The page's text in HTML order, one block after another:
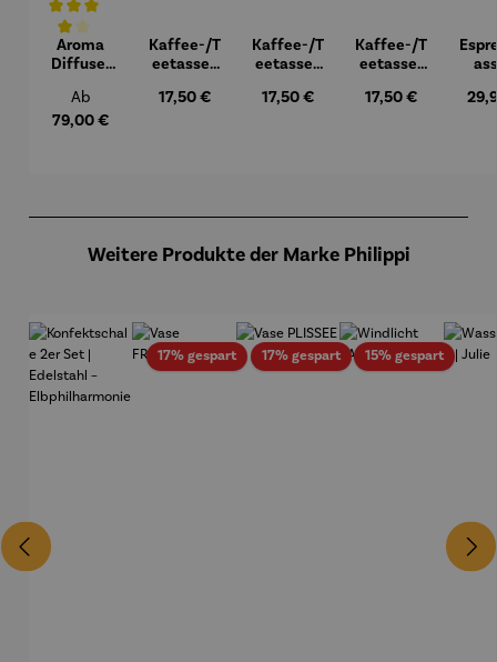
Durchschnittliche Bewertung von 4 von 5 Sternen
Aroma
Diffuser
Laterne –
Sophie
Regulärer Preis:
Ab
79,00 €
Kaffee-/T
eetasse |
en
Regulärer Preis:
17,50 €
Kaffee-/T
eetasse |
Regulärer Preis:
17,50 €
Kaffee-/T
eetasse |
en
Regulärer Preis:
17,50 €
Weitere Produkte der Marke Philippi
17% gespartRabatt17% gespartRabatt15% gespartRabatt